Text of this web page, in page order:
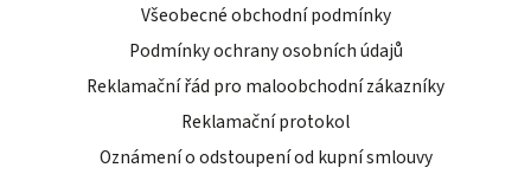
Všeobecné obchodní podmínky
Podmínky ochrany osobních údajů
Reklamační řád pro maloobchodní zákazníky
Reklamační protokol
Oznámení o odstoupení od kupní smlouvy